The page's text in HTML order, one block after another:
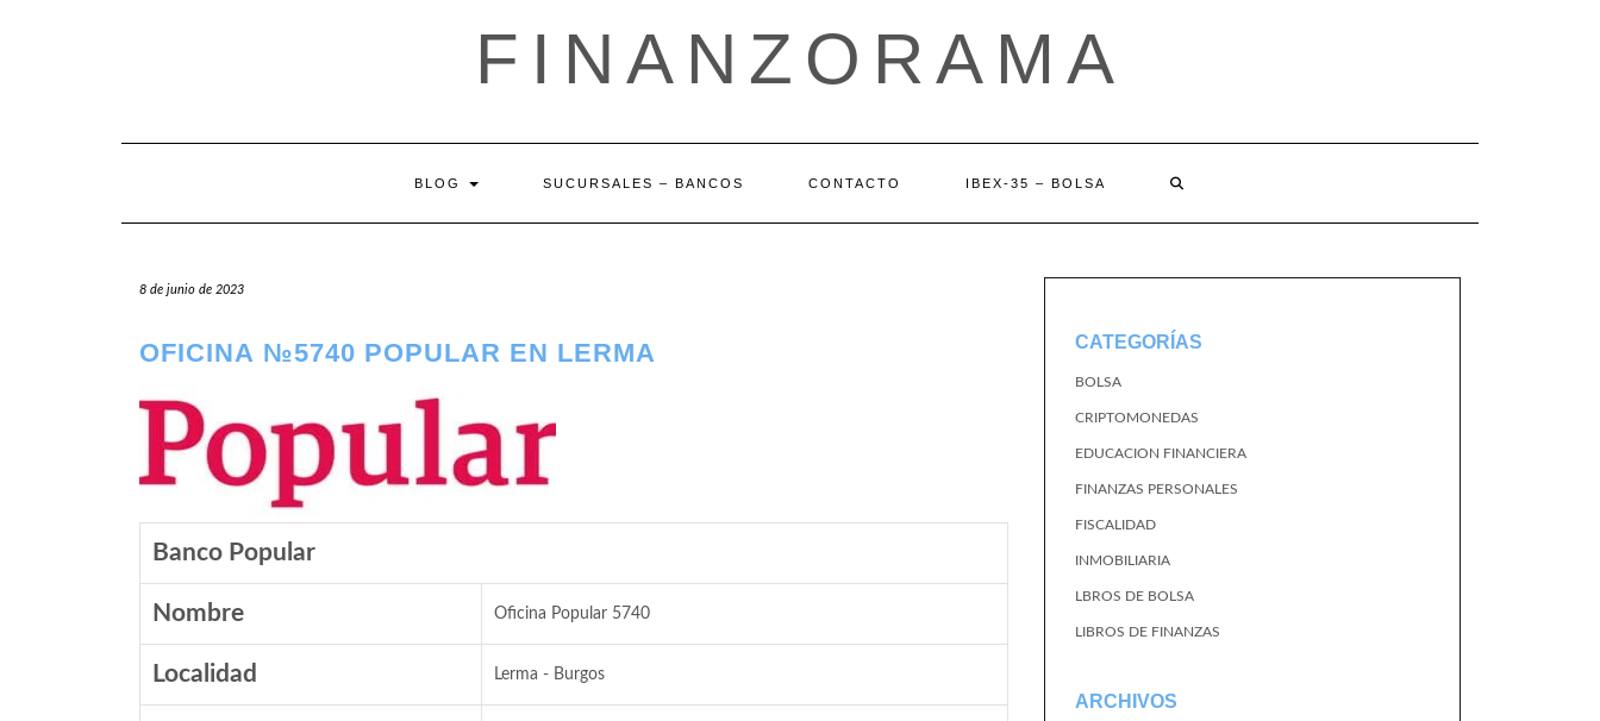
FINANZORAMA
BLOG SUCURSALES – BANCOS CONTACTO IBEX-35 – BOLSA
8 de junio de 2023
OFICINA №5740 POPULAR EN LERMA
Banco Popular
Nombre Oficina Popular 5740
Localidad Lerma - Burgos
CATEGORÍAS
BOLSA
CRIPTOMONEDAS
EDUCACION FINANCIERA
FINANZAS PERSONALES
FISCALIDAD
INMOBILIARIA
LBROS DE BOLSA
LIBROS DE FINANZAS
ARCHIVOS